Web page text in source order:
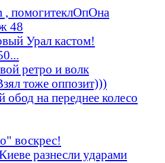
, помогитеклОпОна
48
Урал кастом!
ретро и волк
тоже оппозит)))
на переднее колесо
воскрес!
разнесли ударами